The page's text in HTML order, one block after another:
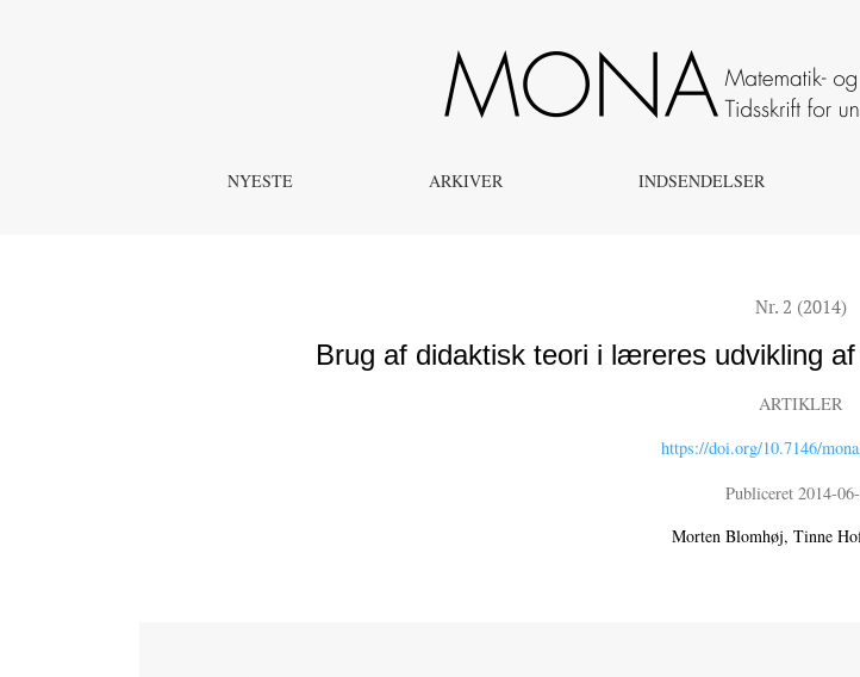
Brug af didaktisk teori i læreres udvikling af modelleringsprojekter i matematik
NYESTE ARKIVER INDSENDELSER
Nr. 2 (2014)
Brug af didaktisk teori i læreres udvikling
ARTIKLER
https://doi.org/10.7146/
Publiceret 2014-
Morten Blomhøj Tinne